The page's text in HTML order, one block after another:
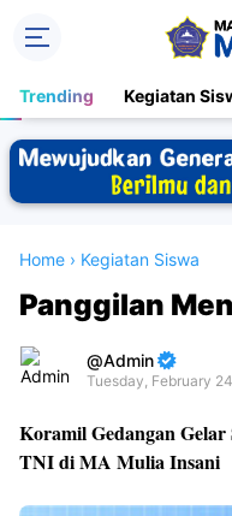
Trending Kegiatan
Home › Kegiatan Siswa
Panggilan
Admin
Tuesday, February
Premium
By
Raushan
Design
Koramil Gedangan Gelar
TNI di MA Mulia Insani